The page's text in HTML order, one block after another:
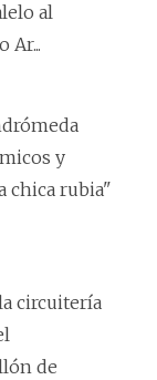
al
Ar...
y
chica rubia"
circuitería
de